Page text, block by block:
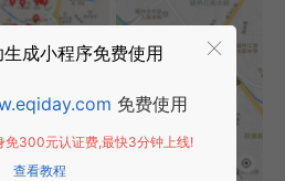
成小程序免费使用
免费使用
免300元认证费,最快3分钟上线!
查看教程